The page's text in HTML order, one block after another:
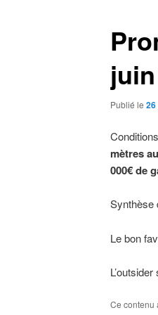
Publié le 26
mètres
000€ de
Synthèse
Le bon
Ce contenu